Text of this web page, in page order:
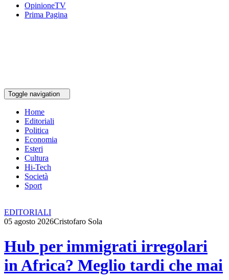
OpinioneTV
Prima Pagina
Toggle navigation
Home
Editoriali
Politica
Economia
Esteri
Cultura
Hi-Tech
Società
Sport
EDITORIALI
05 agosto 2026Cristofaro Sola
Hub per immigrati irregolari
in Africa? Meglio tardi che mai